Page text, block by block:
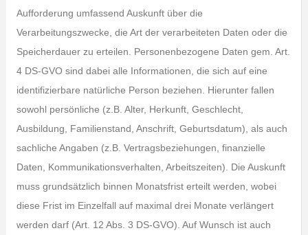
Aufforderung umfassend Auskunft über die
Verarbeitungszwecke, die Art der verarbeiteten Daten oder die
Speicherdauer zu erteilen. Personenbezogene Daten gem. Art.
4 DS-GVO sind dabei alle Informationen, die sich auf eine
identifizierbare natürliche Person beziehen. Hierunter fallen
sowohl persönliche (z.B. Alter, Herkunft, Geschlecht,
Ausbildung, Familienstand, Anschrift, Geburtsdatum), als auch
sachliche Angaben (z.B. Vertragsbeziehungen, finanzielle
Daten, Kommunikationsverhalten, Arbeitszeiten). Die Auskunft
muss grundsätzlich binnen Monatsfrist erteilt werden, wobei
diese Frist im Einzelfall auf maximal drei Monate verlängert
werden darf (Art. 12 Abs. 3 DS-GVO). Auf Wunsch ist auch